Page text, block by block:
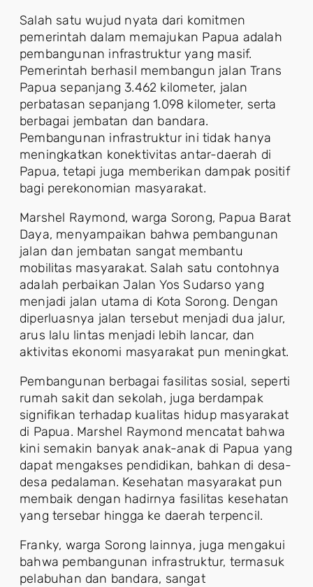
Salah satu wujud nyata dari komitmen
pemerintah dalam memajukan Papua adalah
pembangunan infrastruktur yang masif.
Pemerintah berhasil membangun jalan Trans
Papua sepanjang 3.462 kilometer, jalan
perbatasan sepanjang 1.098 kilometer, serta
berbagai jembatan dan bandara.
Pembangunan infrastruktur ini tidak hanya
meningkatkan konektivitas antar-daerah di
Papua, tetapi juga memberikan dampak positif
bagi perekonomian masyarakat.
Marshel Raymond, warga Sorong, Papua Barat
Daya, menyampaikan bahwa pembangunan
jalan dan jembatan sangat membantu
mobilitas masyarakat. Salah satu contohnya
adalah perbaikan Jalan Yos Sudarso yang
menjadi jalan utama di Kota Sorong. Dengan
diperluasnya jalan tersebut menjadi dua jalur,
arus lalu lintas menjadi lebih lancar, dan
aktivitas ekonomi masyarakat pun meningkat.
Pembangunan berbagai fasilitas sosial, seperti
rumah sakit dan sekolah, juga berdampak
signifikan terhadap kualitas hidup masyarakat
di Papua. Marshel Raymond mencatat bahwa
kini semakin banyak anak-anak di Papua yang
dapat mengakses pendidikan, bahkan di desa-
desa pedalaman. Kesehatan masyarakat pun
membaik dengan hadirnya fasilitas kesehatan
yang tersebar hingga ke daerah terpencil.
Franky, warga Sorong lainnya, juga mengakui
bahwa pembangunan infrastruktur, termasuk
pelabuhan dan bandara, sangat